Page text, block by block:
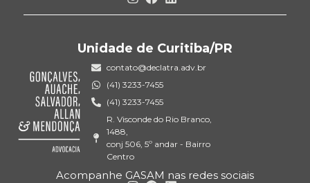
Unidade de Curitiba/PR
contato@declatra.adv.br
(41) 3233-7455
(41) 3233-7455
R. Visconde do Rio Branco,
1488,
conj 506, 5º andar - Bairro
Centro
Acompanhe GASAM nas redes sociais